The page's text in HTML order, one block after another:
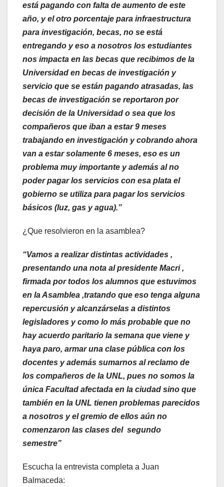
está pagando con falta de aumento de este
año, y el otro porcentaje para infraestructura
para investigación, becas, no se está
entregando y eso a nosotros los estudiantes
nos impacta en las becas que recibimos de la
Universidad en becas de investigación y
servicio que se están pagando atrasadas, las
becas de investigación se reportaron por
decisión de la Universidad o sea que los
compañeros que iban a estar 9 meses
trabajando en investigación y cobrando ahora
van a estar solamente 6 meses, eso es un
problema muy importante y además al no
poder pagar los servicios con esa plata el
gobierno se utiliza para pagar los servicios
básicos (luz, gas y agua).”
¿Que resolvieron en la asamblea?
“Vamos a realizar distintas actividades ,
presentando una nota al presidente Macri ,
firmada por todos los alumnos que estuvimos
en la Asamblea ,tratando que eso tenga alguna
repercusión y alcanzárselas a distintos
legisladores y como lo más probable que no
hay acuerdo paritario la semana que viene y
haya paro, armar una clase pública con los
docentes y además sumarnos al reclamo de
los compañeros de la UNL, pues no somos la
única Facultad afectada en la ciudad sino que
también en la UNL tienen problemas parecidos
a nosotros y el gremio de ellos aún no
comenzaron las clases del segundo
semestre”
Escucha la entrevista completa a Juan
Balmaceda: